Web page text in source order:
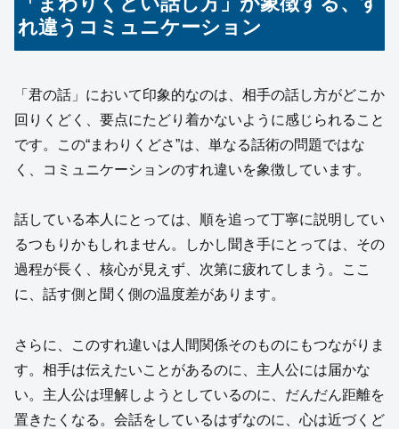
れ違うコミュニケーション
「君の話」において印象的なのは、相手の話し方がどこか
回りくどく、要点にたどり着かないように感じられること
です。この“まわりくどさ”は、単なる話術の問題ではな
く、コミュニケーションのすれ違いを象徴しています。
話している本人にとっては、順を追って丁寧に説明してい
るつもりかもしれません。しかし聞き手にとっては、その
過程が長く、核心が見えず、次第に疲れてしまう。ここ
に、話す側と聞く側の温度差があります。
さらに、このすれ違いは人間関係そのものにもつながりま
す。相手は伝えたいことがあるのに、主人公には届かな
い。主人公は理解しようとしているのに、だんだん距離を
置きたくなる。会話をしているはずなのに、心は近づくど